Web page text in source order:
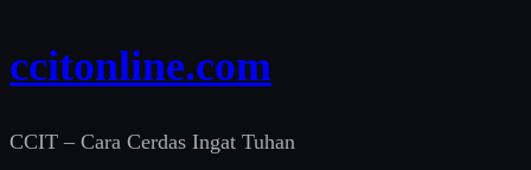
ccitonline.com
CCIT – Cara Cerdas Ingat Tuhan